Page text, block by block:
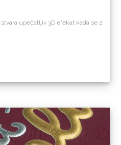
stvara upečatljiv3D efekat kada se zagreje